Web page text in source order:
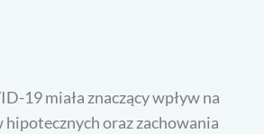
19 miała znaczący wpływ na
oraz zachowania